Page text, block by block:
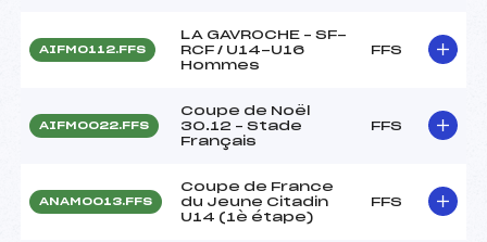
AIFM0112.FFS
LA GAVROCHE – SF-
RCF / U14-U16
Hommes
FFS
AIFM0022.FFS
Coupe de Noël
30.12 – Stade
Français
FFS
ANAM0013.FFS
Coupe de France
du Jeune Citadin
U14 (1è étape)
FFS